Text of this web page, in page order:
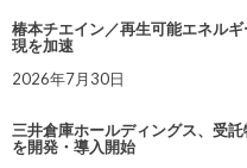
椿本チエイン／再生可能エネル
現を加速
2026年7月30日
三井倉庫ホールディングス、受
を開発・導入開始